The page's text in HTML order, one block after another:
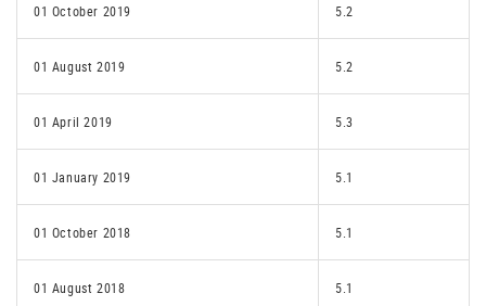
01 October 2019 5.2
01 August 2019 5.2
01 April 2019 5.3
01 January 2019 5.1
01 October 2018 5.1
01 August 2018 5.1